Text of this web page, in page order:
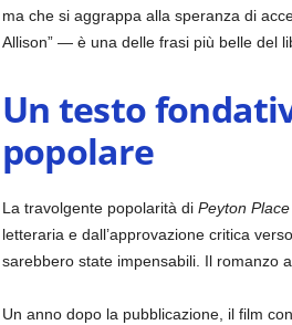
ma che si aggrappa alla speranza di
Allison” — è una delle frasi più belle del
Un testo
popolare
La travolgente popolarità di Peyton Place
letteraria e dall’approvazione critica
sarebbero state impensabili. Il romanzo
Un anno dopo la pubblicazione, il film